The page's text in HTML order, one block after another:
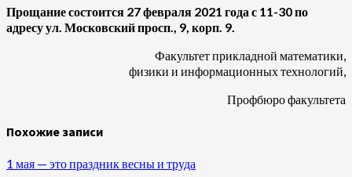
Прощание состоится 27 февраля 2021 года с 11-30 по
адресу ул. Московский просп., 9, корп. 9.
Факультет прикладной математики,
физики и информационных технологий,
Профбюро факультета
Похожие записи
1 мая — это праздник весны и труда